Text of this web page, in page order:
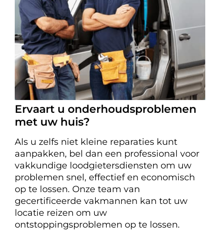
Ervaart u onderhoudsproblemen
met uw huis?
Als u zelfs niet kleine reparaties kunt
aanpakken, bel dan een professional voor
vakkundige loodgietersdiensten om uw
problemen snel, effectief en economisch
op te lossen. Onze team van
gecertificeerde vakmannen kan tot uw
locatie reizen om uw
ontstoppingsproblemen op te lossen.